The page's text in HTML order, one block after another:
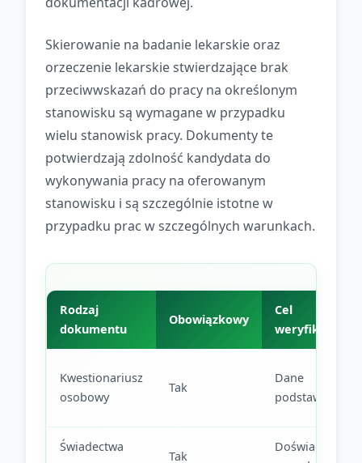
Skierowanie na badanie lekarskie oraz
orzeczenie lekarskie stwierdzające brak
przeciwwskazań do pracy na określonym
stanowisku są wymagane w przypadku
wielu stanowisk pracy. Dokumenty te
potwierdzają zdolność kandydata do
wykonywania pracy na oferowanym
stanowisku i są szczególnie istotne w
przypadku prac w szczególnych warunkach.
Rodzaj
dokumentu
Obowiązkowy
Cel
weryfikacji
Kwestionariusz
osobowy
Tak
Dane
podstawowe
Świadectwa
Tak
Doświadczenie